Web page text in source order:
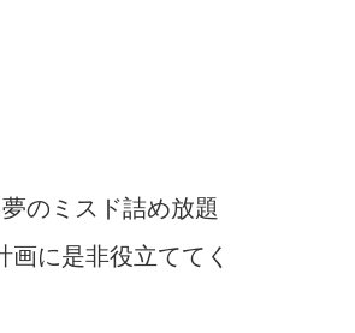
のミスド詰め放題
に是非役立ててく